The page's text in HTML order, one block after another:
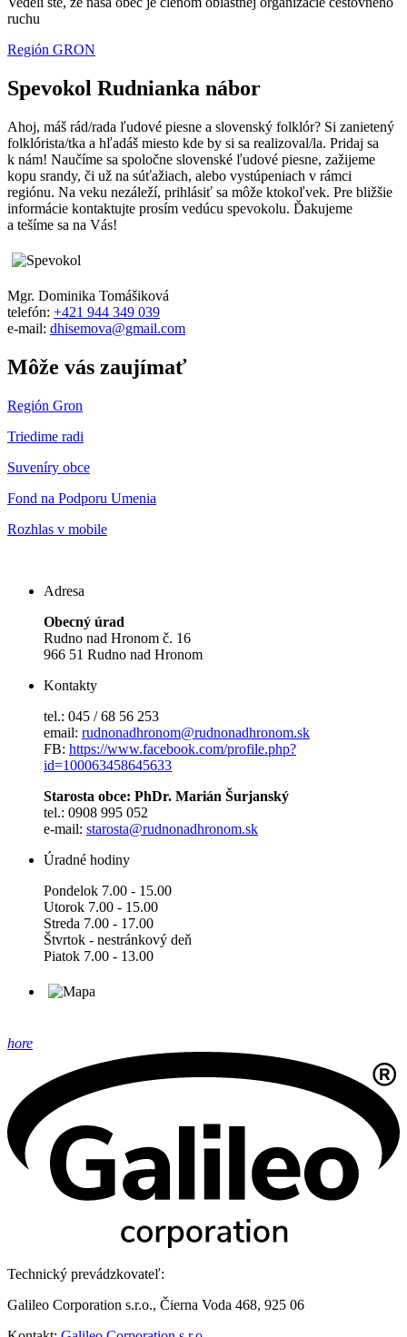
ruchu
Región GRON
Spevokol Rudnianka nábor
Ahoj, máš rád/rada ľudové piesne a slovenský folklór? Si zanietený
folklórista/tka a hľadáš miesto kde by si sa realizoval/la. Pridaj sa
k nám! Naučíme sa spoločne slovenské ľudové piesne, zažijeme
kopu srandy, či už na súťažiach, alebo vystúpeniach v rámci
regiónu. Na veku nezáleží, prihlásiť sa môže ktokoľvek. Pre bližšie
informácie kontaktujte prosím vedúcu spevokolu. Ďakujeme
a tešíme sa na Vás!
Mgr. Dominika Tomášiková
telefón: +421 944 349 039
e-mail: dhisemova@gmail.com
Môže vás zaujímať
Región Gron
Triedime radi
Suveníry obce
Fond na Podporu Umenia
Rozhlas v mobile
Adresa
Obecný úrad
Rudno nad Hronom č. 16
966 51 Rudno nad Hronom
Kontakty
tel.: 045 / 68 56 253
email: rudnonadhronom@rudnonadhronom.sk
FB: https://www.facebook.com/profile.php?
id=100063458645633
Starosta obce: PhDr. Marián Šurjanský
tel.: 0908 995 052
e-mail: starosta@rudnonadhronom.sk
Úradné hodiny
Pondelok 7.00 - 15.00
Utorok 7.00 - 15.00
Streda 7.00 - 17.00
Štvrtok - nestránkový deň
Piatok 7.00 - 13.00
hore
Technický prevádzkovateľ:
Galileo Corporation s.r.o., Čierna Voda 468, 925 06